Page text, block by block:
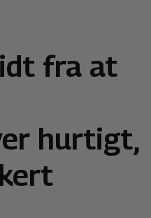
fra at
hurtigt,